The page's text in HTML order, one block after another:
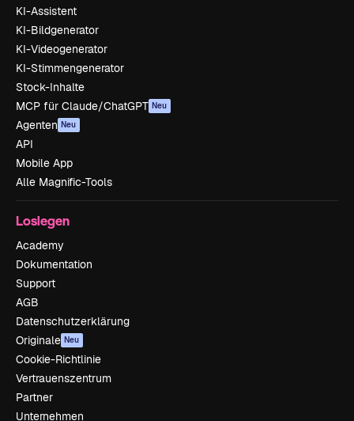
KI-Assistent
KI-Bildgenerator
KI-Videogenerator
KI-Stimmengenerator
Stock-Inhalte
MCP für Claude/ChatGPT Neu
Agenten Neu
API
Mobile App
Alle Magnific-Tools
Loslegen
Academy
Dokumentation
Support
AGB
Datenschutzerklärung
Originale Neu
Cookie-Richtlinie
Vertrauenszentrum
Partner
Unternehmen